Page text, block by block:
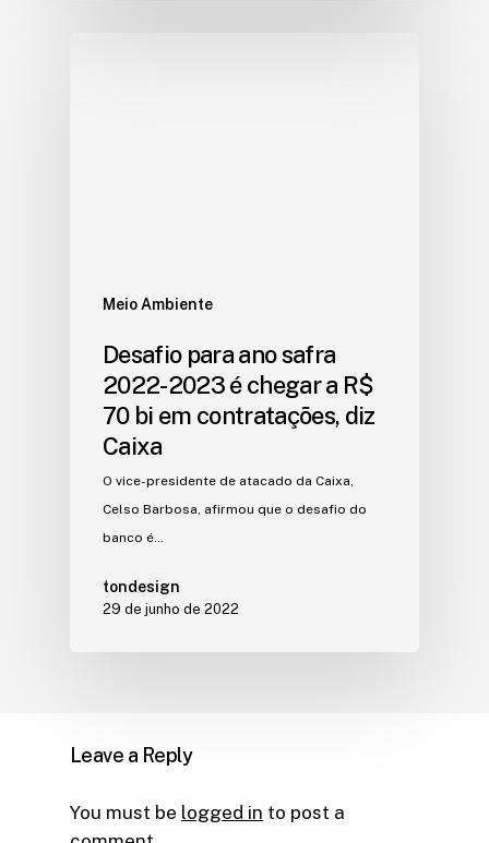
Meio Ambiente
Desafio para ano safra
2022-2023 é chegar a R$
70 bi em contratações, diz
Caixa
O vice-presidente de atacado da Caixa,
Celso Barbosa, afirmou que o desafio do
banco é…
tondesign
29 de junho de 2022
Leave a Reply
You must be logged in to post a